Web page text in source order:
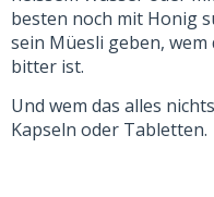
besten noch mit Honig
sein Mües­li geben,
bitter ist.
Und wem das alles
Kapseln oder Tabletten.